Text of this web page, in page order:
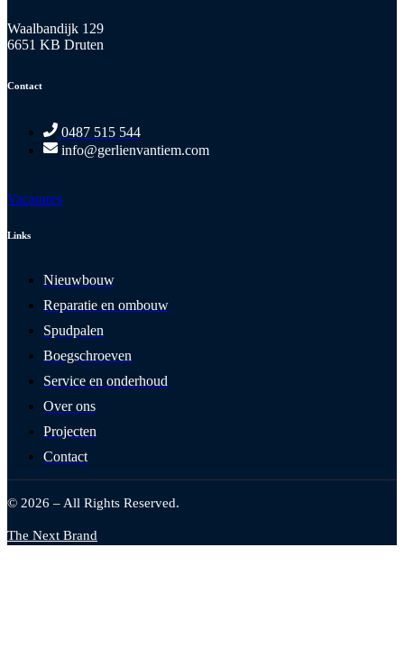
Waalbandijk 129
6651 KB Druten
Contact
0487 515 544
info@gerlienvantiem.com
Vacatures
Links
Nieuwbouw
Reparatie en ombouw
Spudpalen
Boegschroeven
Service en onderhoud
Over ons
Projecten
Contact
© 2026 – All Rights Reserved.
The Next Brand